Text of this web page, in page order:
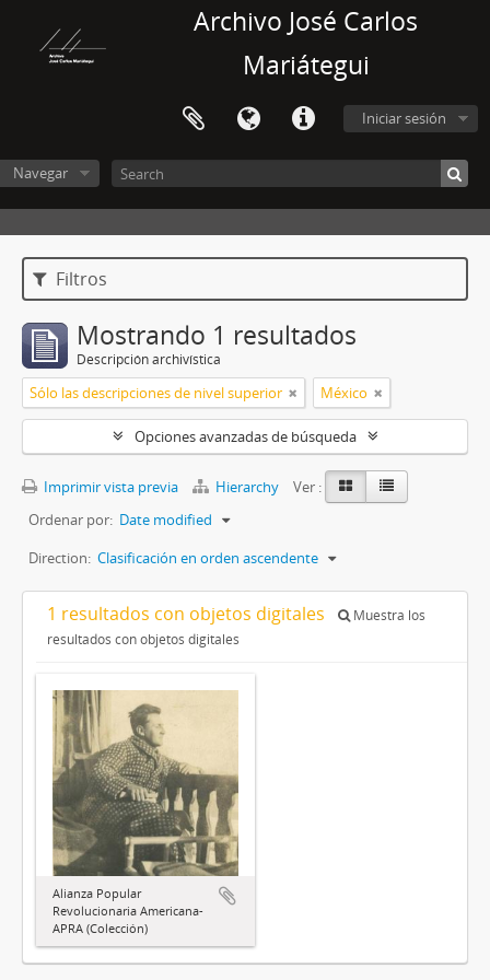
Archivo José Carlos
Mariátegui
Iniciar sesión
Navegar
Filtros
Mostrando 1 resultados
Descripción archivística
Sólo las descripciones de nivel superior México
Opciones avanzadas de búsqueda
Imprimir vista previa Hierarchy
Ver :
Ordenar por: Date modified
Direction: Clasificación en orden ascendente
1 resultados con objetos digitales
Muestra los
resultados con objetos digitales
Alianza Popular
Revolucionaria Americana-
APRA (Colección)